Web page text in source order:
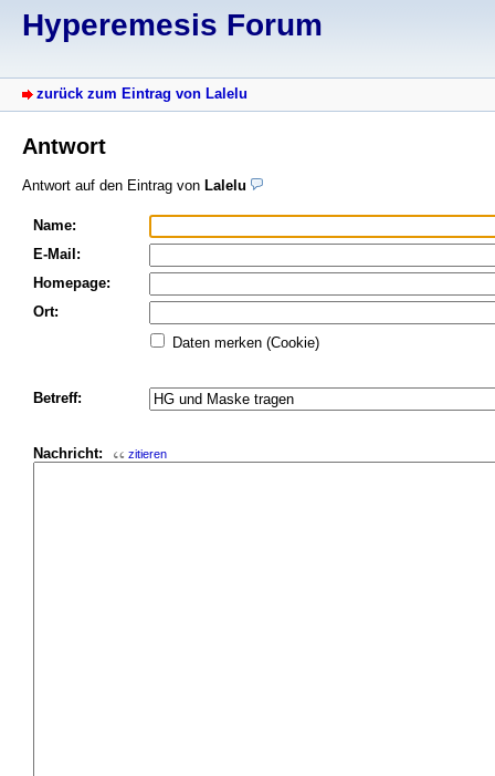
Hyperemesis Forum
zurück zum Eintrag von Lalelu
Antwort
Antwort auf den Eintrag von Lalelu
Name:
E-Mail:
Homepage:
Ort:
Daten merken (Cookie)
Betreff:
Nachricht: zitieren